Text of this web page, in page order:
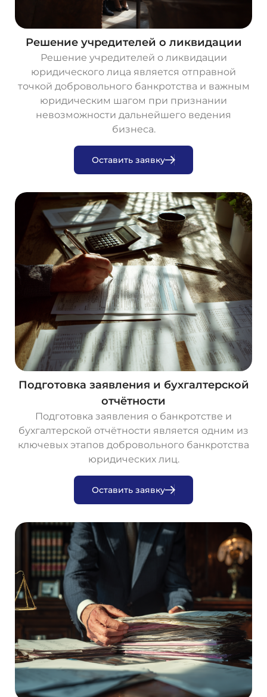
Решение учредителей о ликвидации
Решение учредителей о ликвидации
юридического лица является отправной
точкой добровольного банкротства и важным
юридическим шагом при признании
невозможности дальнейшего ведения
бизнеса.
Оставить заявку
Подготовка заявления и бухгалтерской
отчётности
Подготовка заявления о банкротстве и
бухгалтерской отчётности является одним из
ключевых этапов добровольного банкротства
юридических лиц.
Оставить заявку